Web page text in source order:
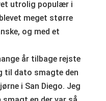
utrolig populær i
meget større
og med et
år tilbage rejste
til dato smagte den
i San Diego. Jeg